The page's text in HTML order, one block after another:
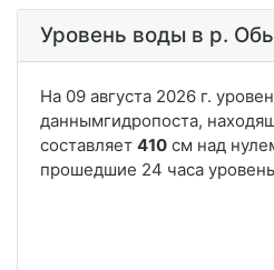
Уровень воды в р. Обь